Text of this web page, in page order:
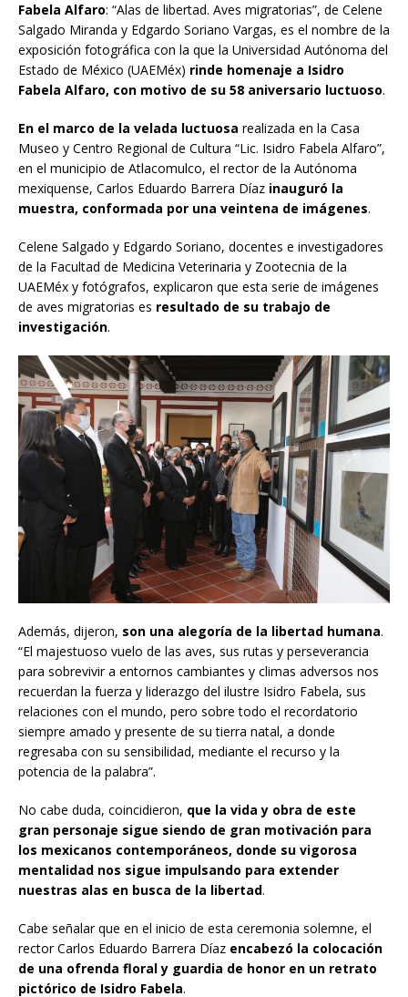
Fabela Alfaro: “Alas de libertad. Aves migratorias”, de Celene
Salgado Miranda y Edgardo Soriano Vargas, es el nombre de la
exposición fotográfica con la que la Universidad Autónoma del
Estado de México (UAEMéx) rinde homenaje a Isidro
Fabela Alfaro, con motivo de su 58 aniversario luctuoso.
En el marco de la velada luctuosa realizada en la Casa
Museo y Centro Regional de Cultura “Lic. Isidro Fabela Alfaro”,
en el municipio de Atlacomulco, el rector de la Autónoma
mexiquense, Carlos Eduardo Barrera Díaz inauguró la
muestra, conformada por una veintena de imágenes.
Celene Salgado y Edgardo Soriano, docentes e investigadores
de la Facultad de Medicina Veterinaria y Zootecnia de la
UAEMéx y fotógrafos, explicaron que esta serie de imágenes
de aves migratorias es resultado de su trabajo de
investigación.
Además, dijeron, son una alegoría de la libertad humana.
“El majestuoso vuelo de las aves, sus rutas y perseverancia
para sobrevivir a entornos cambiantes y climas adversos nos
recuerdan la fuerza y liderazgo del ilustre Isidro Fabela, sus
relaciones con el mundo, pero sobre todo el recordatorio
siempre amado y presente de su tierra natal, a donde
regresaba con su sensibilidad, mediante el recurso y la
potencia de la palabra”.
No cabe duda, coincidieron, que la vida y obra de este
gran personaje sigue siendo de gran motivación para
los mexicanos contemporáneos, donde su vigorosa
mentalidad nos sigue impulsando para extender
nuestras alas en busca de la libertad.
Cabe señalar que en el inicio de esta ceremonia solemne, el
rector Carlos Eduardo Barrera Díaz encabezó la colocación
de una ofrenda floral y guardia de honor en un retrato
pictórico de Isidro Fabela.